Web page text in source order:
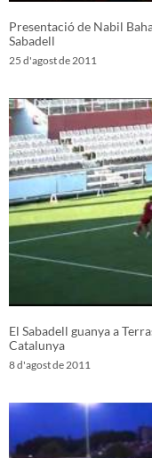
Presentació de Nabil
Sabadell
25 d'agost de 2011
El Sabadell guanya a
Catalunya
8 d'agost de 2011